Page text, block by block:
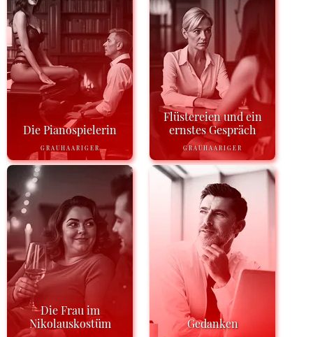
Die Pianospielerin
GRAUHAARIGER
Flüstereien und ein
ernstes Gespräch
GRAUHAARIGER
Die Frau im
Nikolauskostüm
Gedanken